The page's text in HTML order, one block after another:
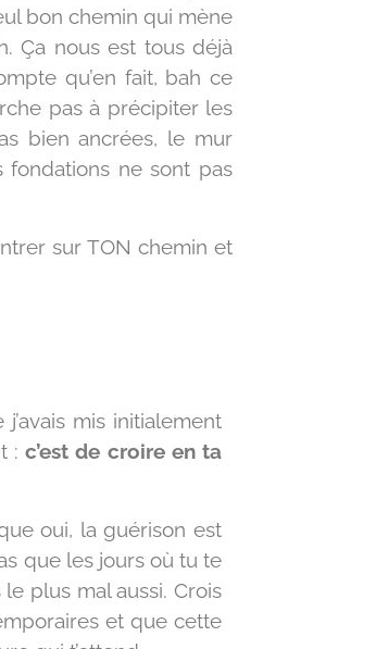
bon chemin qui mène
Ça nous est tous déjà
qu’en fait, bah ce
pas à précipiter les
bien ancrées, le mur
fondations ne sont pas
sur TON chemin et
mis initialement
:c’est de croire en ta
oui, la guérison est
que les jours où tu te
plus mal aussi. Crois
et que cette